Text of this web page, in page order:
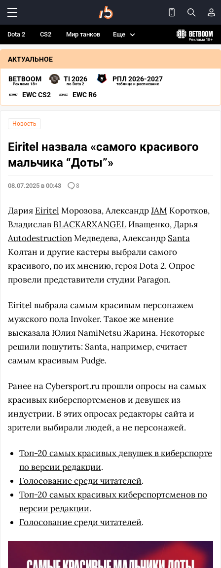
Dota 2 CS2 Мир танков Еще
АКТУАЛЬНОЕ
BETBOOM
Реклама 18+
TI 2026
по Dota 2
РПЛ 2026-2027
таблица и расписание
EWC CS2 EWC R6
Новость
Eiritel назвала «самого красивого
мальчика “Доты”»
08.07.2025 в 00:43 8
Дария Eiritel Морозова, АлександрJAM Коротков,
Владислав BLACKARXANGEL Иващенко, Дарья
AutodestructionМедведева, Александр Santa
Колтан и другие кастеры выбрали самого
красивого, по их мнению, героя Dota 2. Опрос
провели представители студии Paragon.
Eiritel выбрала самым красивым персонажем
мужского пола Invoker. Такое же мнение
высказала Юлия NamiNetsu Жарина. Некоторые
решили пошутить: Santa, например, считает
самым красивым Pudge.
Ранее на Cybersport.ru прошли опросы на самых
красивых киберспортсменов и девушек из
индустрии. В этих опросах редакторы сайта и
зрители выбирали людей, а не персонажей.
Топ-20 самых красивых девушек в киберспорте
по версии редакции.
Голосование среди читателей.
Топ-20 самых красивых киберспортсменов по
версии редакции.
Голосование среди читателей.